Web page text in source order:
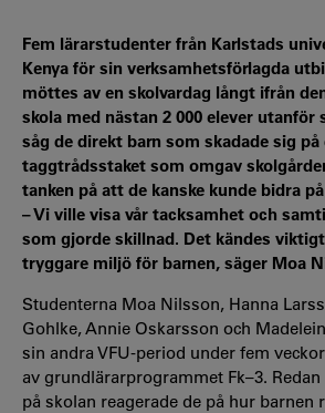
Fem lärarstudenter från Karlstads
Kenya för sin verksamhetsförlagda
möttes av en skolvardag långt ifrån
skola med nästan 2 000 elever utanför
såg de direkt barn som skadade sig på
taggtrådsstaket som omgav
tanken på att de kanske kunde bidra
– Vi ville visa vår tacksamhet och
som gjorde skillnad. Det kändes
tryggare miljö för barnen, säger Moa
Studenterna Moa Nilsson, Hanna
Gohlke, Annie Oskarsson och
sin andra VFU-period under fem
av grundlärarprogrammet Fk–3.
på skolan reagerade de på hur barnen